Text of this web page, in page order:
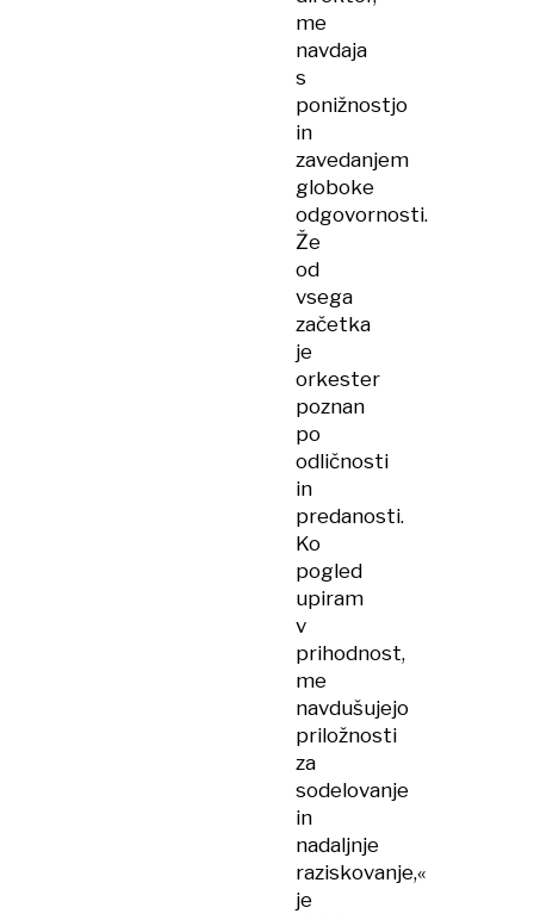
me
navdaja
s
ponižnostjo
in
zavedanjem
globoke
odgovornosti.
Že
od
vsega
začetka
je
orkester
poznan
po
odličnosti
in
predanosti.
Ko
pogled
upiram
v
prihodnost,
me
navdušujejo
priložnosti
za
sodelovanje
in
nadaljnje
raziskovanje,«
je